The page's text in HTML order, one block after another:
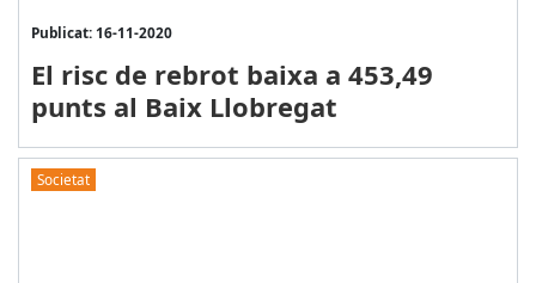
Publicat: 16-11-2020
El risc de rebrot baixa a 453,49
punts al Baix Llobregat
Societat